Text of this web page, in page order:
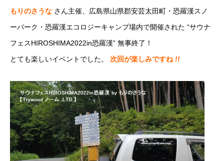
もりのさうな さん主催、広島県山県郡安芸太田町・恐羅漢スノ
ーパーク・恐羅漢エコロジーキャンプ場内で開催された “サウナ
フェスHIROSHIMA2022in恐羅漢” 無事終了！
とても楽しいイベントでした。 次回が楽しみですね!!